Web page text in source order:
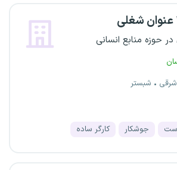
حوزه منابع انسانی
شرقی
شبستر
جوشکار کارگر ساده